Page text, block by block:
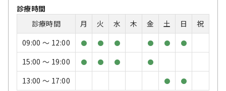
診療時間
診療時間
月 火 水 木 金 土 日
祝
09:00 〜 12:00
● ● ● ● ● ●
15:00 〜 19:00 ● ● ● ●
13:00 〜 17:00 ● ●